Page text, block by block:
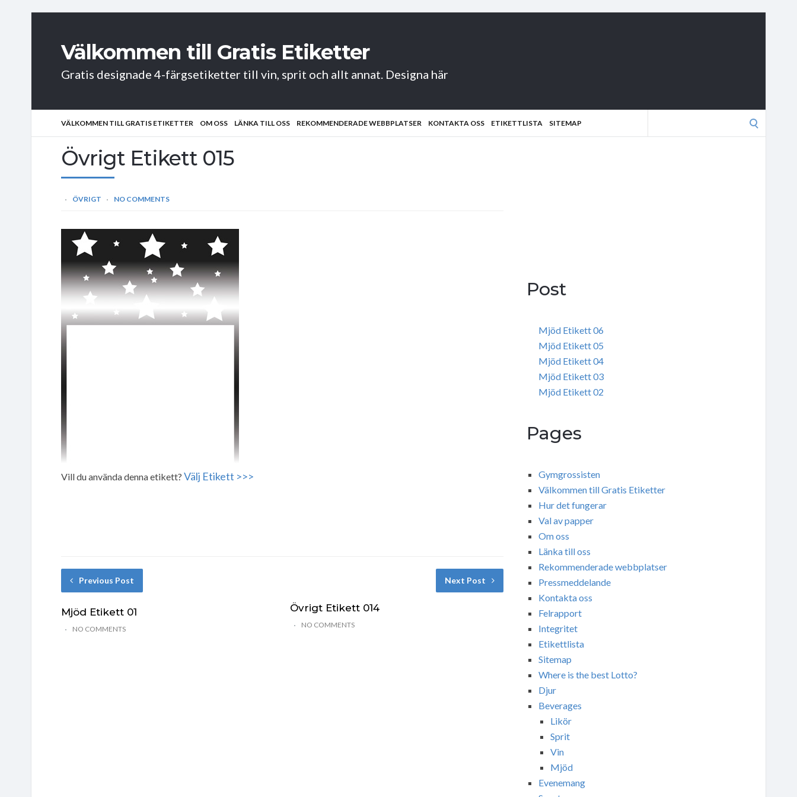
Välkommen till Gratis Etiketter
Gratis designade 4-färgsetiketter till vin, sprit och allt annat. Designa här
VÄLKOMMEN TILL GRATIS ETIKETTER OM OSS LÄNKA TILL OSS REKOMMENDERADE WEBBPLATSER KONTAKTA OSS ETIKETTLISTA SITEMAP
Övrigt Etikett 015
ÖVRIGT NO COMMENTS
Vill du använda denna etikett? Välj Etikett >>>
Previous Post
Mjöd Etikett 01
NO COMMENTS
Next Post
Övrigt Etikett 014
NO COMMENTS
Post
Mjöd Etikett 06
Mjöd Etikett 05
Mjöd Etikett 04
Mjöd Etikett 03
Mjöd Etikett 02
Pages
Gymgrossisten
Välkommen till Gratis Etiketter
Hur det fungerar
Val av papper
Om oss
Länka till oss
Rekommenderade webbplatser
Pressmeddelande
Kontakta oss
Felrapport
Integritet
Etikettlista
Sitemap
Where is the best Lotto?
Djur
Beverages
Likör
Sprit
Vin
Mjöd
Evenemang